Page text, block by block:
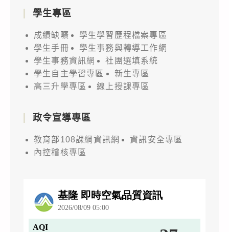
學生專區
成績缺曠
學生學習歷程檔案專區
學生手冊
學生事務與轉導工作網
學生事務資訊網
社團選填系統
學生自主學習專區
新生專區
高三升學專區
線上授課專區
政令宣導專區
教育部108課綱資訊網
資訊安全專區
內控稽核專區